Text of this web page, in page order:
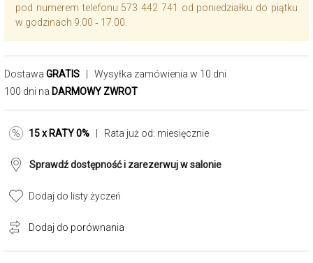
pod numerem telefonu 573 442 741 od poniedziałku do piątku
w godzinach 9.00 ‑ 17.00.
Dostawa GRATIS | Wysyłka zamówienia w 10 dni
100 dni na DARMOWY ZWROT
15 x RATY 0% | Rata już od: miesięcznie
Sprawdź dostępność i zarezerwuj w salonie
Dodaj do listy życzeń
Dodaj do porównania